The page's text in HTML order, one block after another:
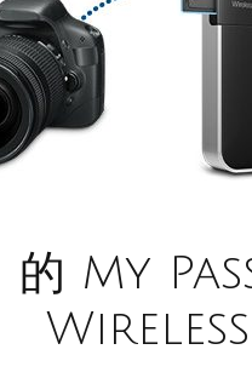
的 My
Wireless